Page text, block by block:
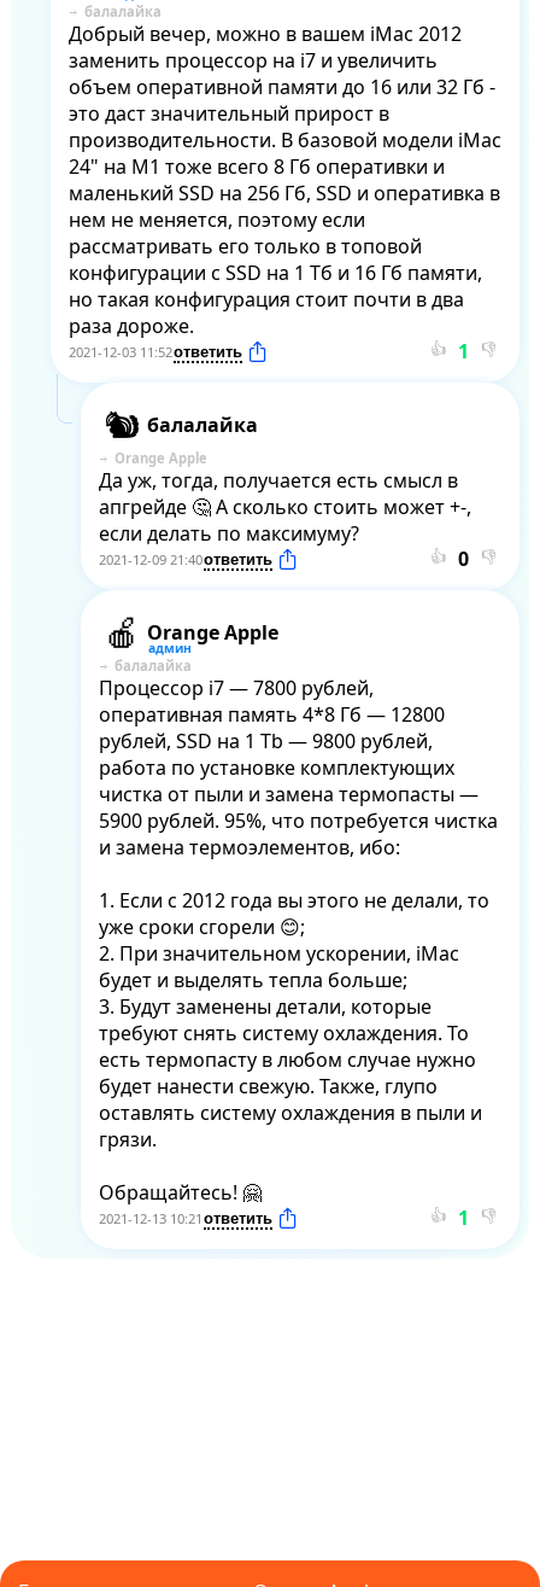
балалайка
Добрый вечер, можно в вашем iMac 2012
заменить процессор на i7 и увеличить
объем оперативной памяти до 16 или 32 Гб -
это даст значительный прирост в
производительности. В базовой модели iMac
24" на М1 тоже всего 8 Гб оперативки и
маленький SSD на 256 Гб, SSD и оперативка в
нем не меняется, поэтому если
рассматривать его только в топовой
конфигурации с SSD на 1 Тб и 16 Гб памяти,
но такая конфигурация стоит почти в два
раза дороже.
2021-12-03 11:52 👍 👎
балалайка
Orange Apple
Да уж, тогда, получается есть смысл в
апгрейде 🤔 А сколько стоить может +-,
если делать по максимуму?
2021-12-09 21:40 👍 👎
Orange Apple
балалайка
Процессор i7 — 7800 рублей,
оперативная память 4*8 Гб — 12800
рублей, SSD на 1 Tb — 9800 рублей,
работа по установке комплектующих
чистка от пыли и замена термопасты —
5900 рублей. 95%, что потребуется чистка
и замена термоэлементов, ибо:
1. Если с 2012 года вы этого не делали, то
уже сроки сгорели 😊;
2. При значительном ускорении, iMac
будет и выделять тепла больше;
3. Будут заменены детали, которые
требуют снять систему охлаждения. То
есть термопасту в любом случае нужно
будет нанести свежую. Также, глупо
оставлять систему охлаждения в пыли и
грязи.
Обращайтесь! 🤗
2021-12-13 10:21 👍 👎